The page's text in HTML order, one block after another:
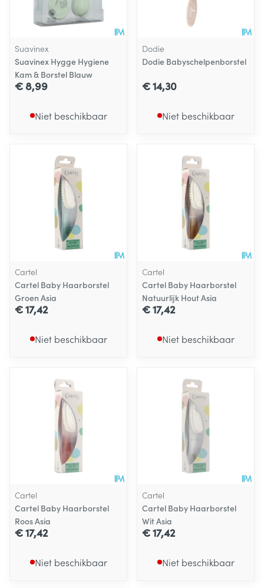
Suavinex
Suavinex Hygge Hygiene
Kam & Borstel Blauw
€ 8,99
Niet beschikbaar
Dodie
Dodie Babyschelpenborstel
€ 14,30
Niet beschikbaar
Cartel
Cartel Baby Haarborstel
Groen Asia
€ 17,42
Niet beschikbaar
Cartel
Cartel Baby Haarborstel
Natuurlijk Hout Asia
€ 17,42
Niet beschikbaar
Cartel
Cartel Baby Haarborstel
Roos Asia
€ 17,42
Niet beschikbaar
Cartel
Cartel Baby Haarborstel
Wit Asia
€ 17,42
Niet beschikbaar